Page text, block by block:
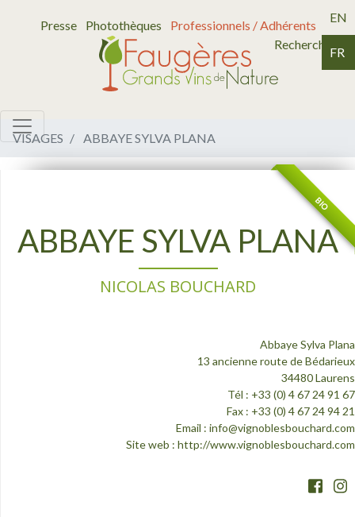
Presse Photothèques
Professionnels / Adhérents
Recherche
EN
FR
VISAGES ABBAYE SYLVA PLANA
BIO
ABBAYE SYLVA PLANA
NICOLAS BOUCHARD
Abbaye Sylva Plana
13 ancienne route de Bédarieux
34480 Laurens
Tél : +33 (0) 4 67 24 91 67
Fax : +33 (0) 4 67 24 94 21
Email : info@vignoblesbouchard.com
Site web : http://www.vignoblesbouchard.com